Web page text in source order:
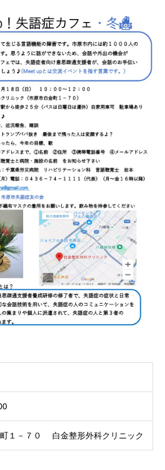
１－７０ 白金整形外科クリニック